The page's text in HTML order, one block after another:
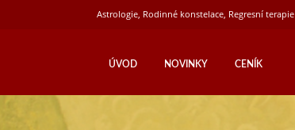
Astrologie, Rodinné konstelace, Regresní terapie
ÚVOD NOVINKY CENÍK